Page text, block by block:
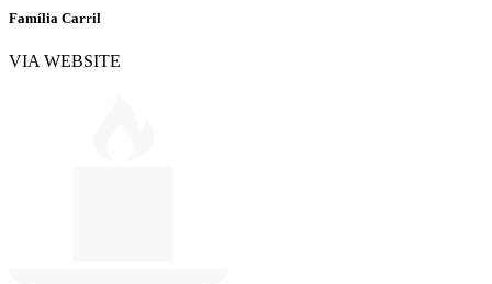
Família Carril
VIA WEBSITE